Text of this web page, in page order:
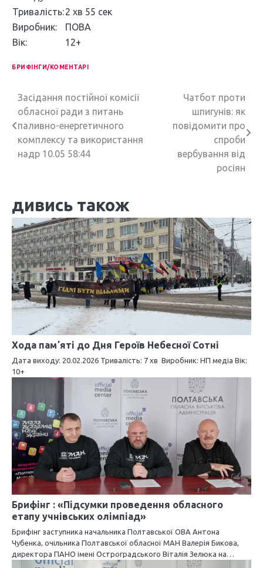
Тривалість:2 хв 55 сек
Виробник:
ПОВА
Вік:
12+
БРИФІНГИ/КОМЕНТАРІ
Н
а
в
а
ц
і
я
з
а
п
и
с
в
Засідання постійної комісії
обласної ради з питань
паливно-енергетичного
комплексу та використання
надр 10.05 58:44
Чатбот проти
шпигунів: як
повідомити про
спроби
вербування від
росіян
дивись також
Хода памʼяті до Дня Героїв Небесної Сотні
Дата виходу: 20.02.2026 Тривалість: 7 хв Виробник: НП медіа Вік:
10+
Брифінг : «Підсумки проведення обласного
етапу учнівських олімпіад»
Брифінг заступника начальника Полтавської ОВА Антона
Чубенка, очільника Полтавської обласної МАН Валерія Бикова,
директора ПАНО імені Остроградського Віталія Зелюка на…